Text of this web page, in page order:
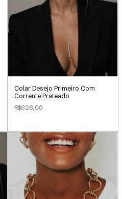
Colar Desejo Primeiro Com
Corrente Prateado
R$628,00